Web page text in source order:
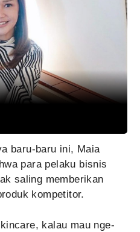
baru-baru ini, Maia
para pelaku bisnis
saling memberikan
kompetitor.
kalau mau nge-